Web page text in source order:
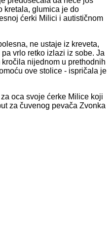
kretala, glumica je do
ćerki Milici i autističnom
ne ustaje iz kreveta,
vrlo retko izlazi iz sobe. Ja
nijednom u prethodnih
ove stolice - ispričala je
oca svoje ćerke Milice koji
za čuvenog pevača Zvonka